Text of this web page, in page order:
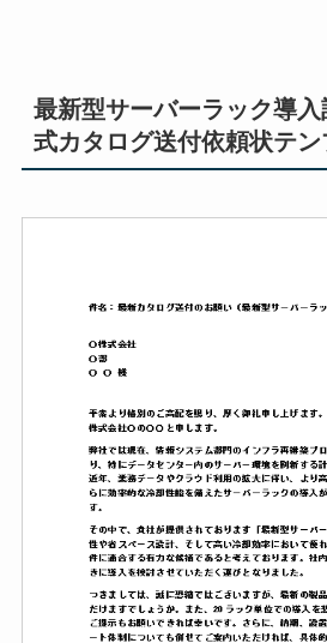
最新型サーバーラック導
式カタログ送付依頼状テン